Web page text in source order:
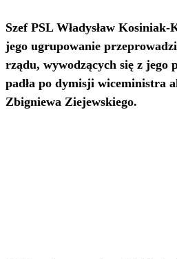
Szef PSL Władysław
jego ugrupowanie
rządu, wywodzących się z
padła po dymisji wiceministra
Zbigniewa Ziejewskiego.